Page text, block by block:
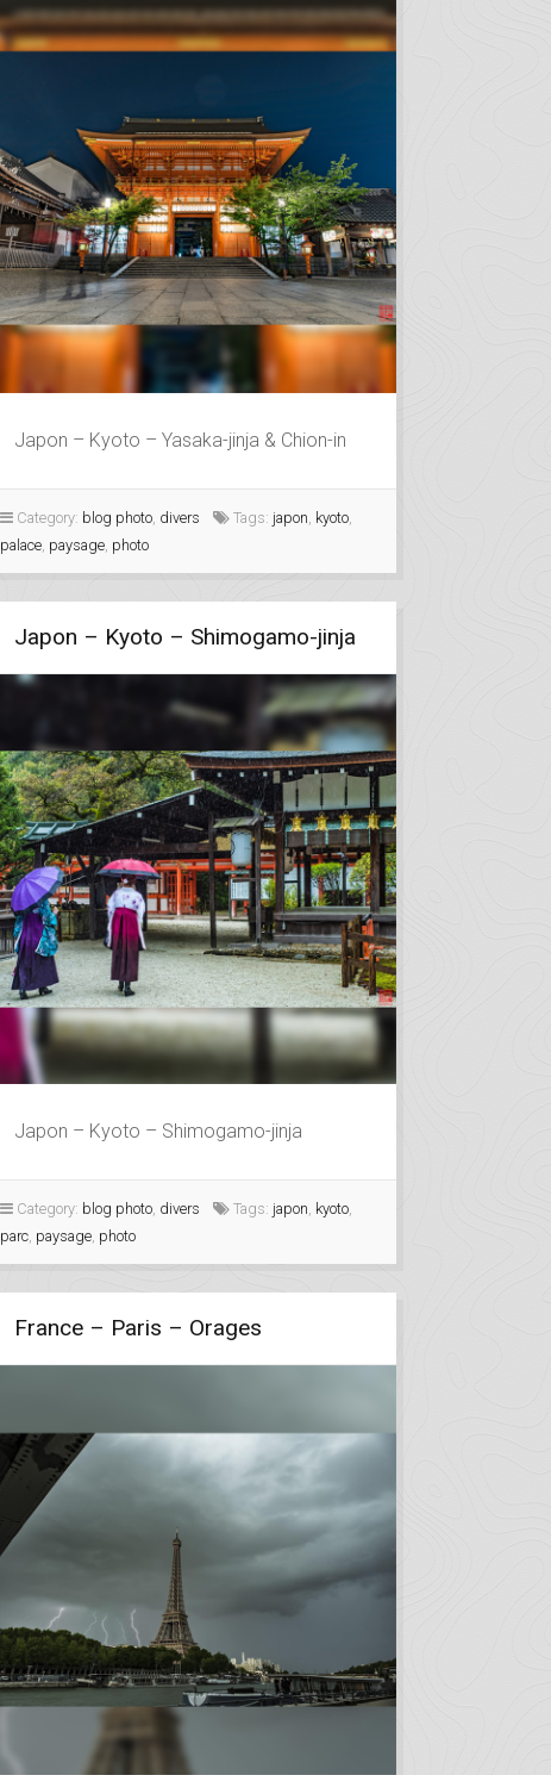
Japon – Kyoto – Yasaka-jinja & Chion-in
Category: blog photo divers Tags: japon kyoto
palace paysage photo
Japon – Kyoto – Shimogamo-jinja
Japon – Kyoto – Shimogamo-jinja
Category: blog photo, divers Tags: japon, kyoto,
parc, paysage, photo
France – Paris – Orages